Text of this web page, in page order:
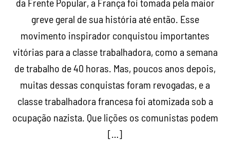
greve geral de sua história até então. Esse
movimento inspirador conquistou importantes
vitórias para a classe trabalhadora, como a semana
de trabalho de 40 horas. Mas, poucos anos depois,
muitas dessas conquistas foram revogadas, e a
classe trabalhadora francesa foi atomizada sob a
ocupação nazista. Que lições os comunistas podem
[…]